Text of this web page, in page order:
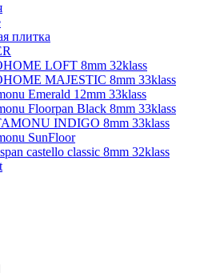
плитка
LOFT 8mm 32klass
MAJESTIC 8mm 33klass
Emerald 12mm 33klass
Floorpan Black 8mm 33klass
INDIGO 8mm 33klass
SunFloor
castello classic 8mm 32klass